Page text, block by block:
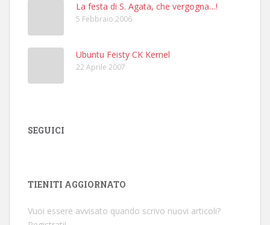
La festa di S. Agata, che vergogna…!
5 Febbraio 2006
Ubuntu Feisty CK Kernel
22 Aprile 2007
SEGUICI
TIENITI AGGIORNATO
Vuoi essere avvisato quando scrivo nuovi articoli?